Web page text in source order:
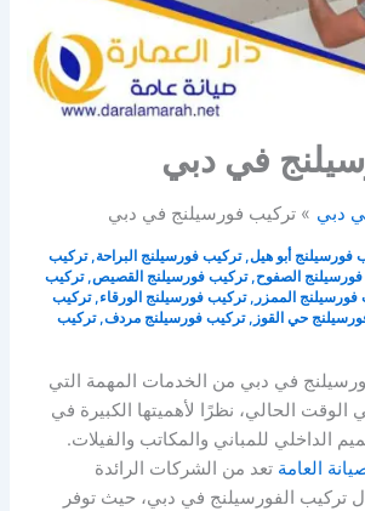
في دبي
دبي تركيب فورسيلنج في دبي
فورسيلنج أبو هيل,تركيب فورسيلنج البراحة,تركيب
الصفوح,تركيب فورسيلنج القصيص,تركيب
فورسيلنج الممزر ,تركيب فورسيلنج الورقاء,تركيب
حي القوز ,تركيب فورسيلنج مردف,تركيب
في دبي من الخدمات المهمة التي
الوقت الحالي، نظرًا لأهميتها الكبيرة في
الداخلي للمباني والمكاتب والفيلات.
العامة تعد من الشركات الرائدة
الفورسيلنج في دبي، حيث توفر